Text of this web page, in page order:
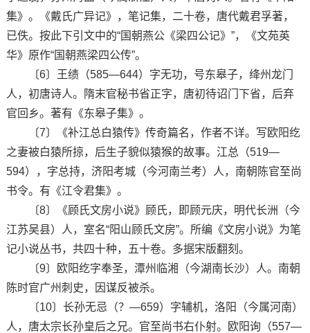
集》。《戴氏广异记》，笔记集，二十卷，唐代戴君孚著，
已佚。按此下引文中的“国朝燕公《梁四公记》”，《文苑英
华》原作“国朝燕梁四公传”。
〔6〕王绩（585—644）字无功，号东皋子，绛州龙门
人，初唐诗人。隋末官秘书省正字，唐初待诏门下省，后弃
官回乡。著有《东皋子集》。
〔7〕《补江总白猿传》传奇篇名，作者不详。写欧阳纥
之妻被白猿所掠，后生子貌似猿猴的故事。江总（519—
594），字总持，济阳考城（今河南兰考）人，南朝陈官至尚
书令。有《江令君集》。
〔8〕《顾氏文房小说》顾氏，即顾元庆，明代长洲（今
江苏吴县）人，室名“阳山顾氏文房”。所编《文房小说》为笔
记小说丛书，共四十种，五十卷。多据宋版翻刻。
〔9〕欧阳纥字奉圣，潭州临湘（今湖南长沙）人。南朝
陈时官广州刺史，因谋反被杀。
〔10〕长孙无忌（？—659）字辅机，洛阳（今属河南）
人，唐太宗长孙皇后之兄。官至尚书右仆射。欧阳询（557—